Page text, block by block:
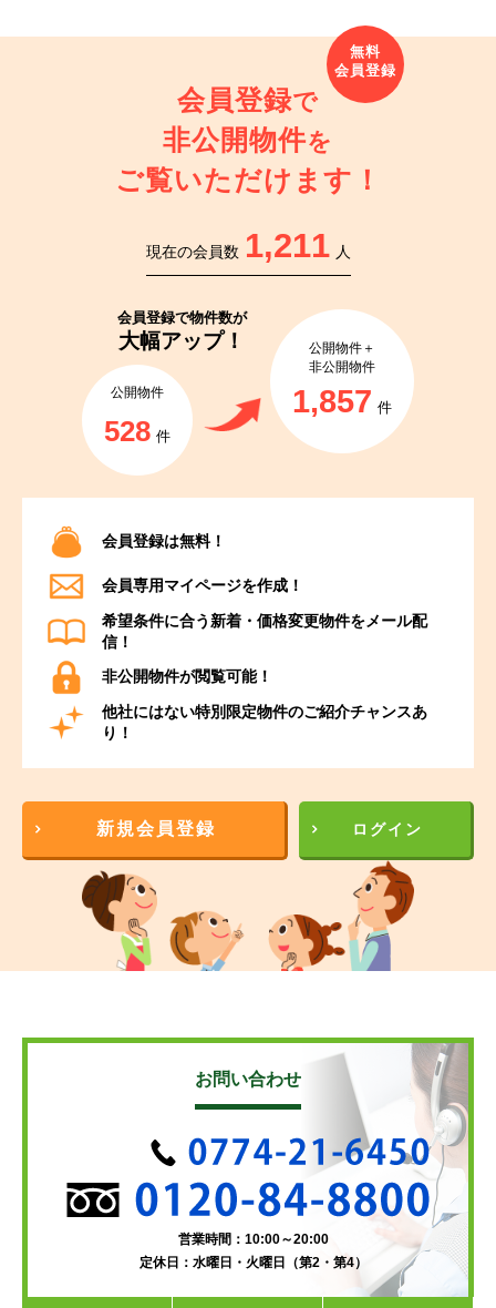
会員登録で
非公開物件を
ご覧いただけます！
現在の会員数 1,211 人
会員登録で物件数が
大幅アップ！
公開物件
528 件
公開物件＋
非公開物件
1,857 件
会員登録は無料！
会員専用マイページを作成！
希望条件に合う新着・価格変更物件をメール配
信！
非公開物件が閲覧可能！
他社にはない特別限定物件のご紹介チャンスあ
り！
新規会員登録 ログイン
お問い合わせ
営業時間：10:00～20:00
定休日：水曜日・火曜日（第2・第4）